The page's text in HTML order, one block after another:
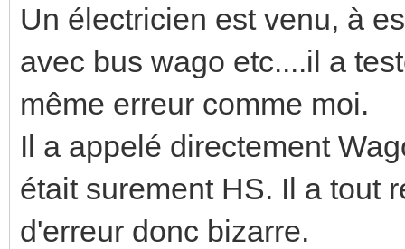
Un électricien est venu, à
avec bus wago etc....il a
même erreur comme moi.
Il a appelé directement
était surement HS. Il a tout
d'erreur donc bizarre.